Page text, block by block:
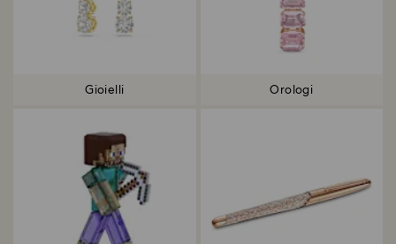
Gioielli Orologi